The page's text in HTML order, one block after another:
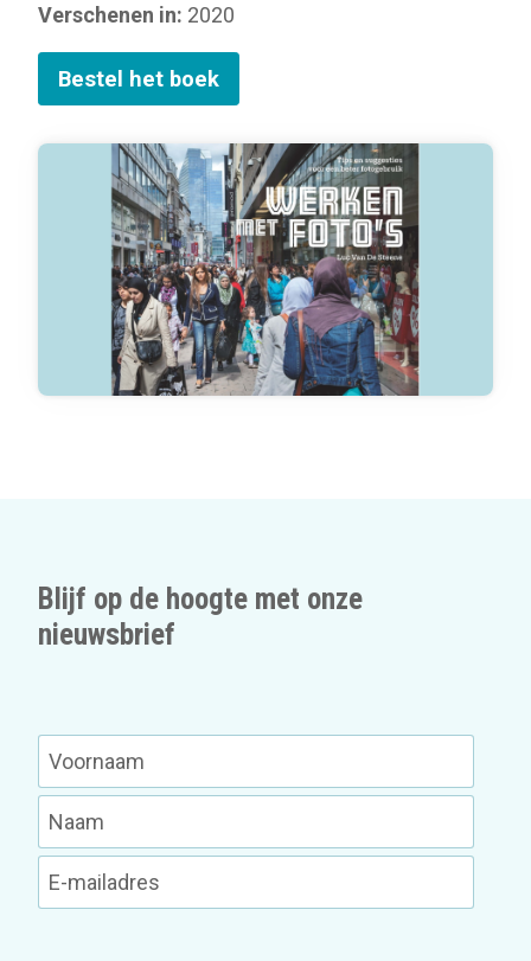
Verschenen in: 2020
Bestel het boek
Blijf op de hoogte met onze
nieuwsbrief